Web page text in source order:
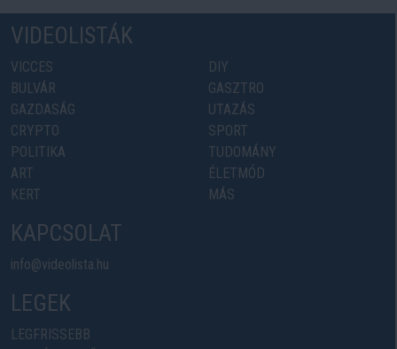
VIDEOLISTÁK
VICCES
BULVÁR
GAZDASÁG
CRYPTO
POLITIKA
ART
KERT
DIY
GASZTRO
UTAZÁS
SPORT
TUDOMÁNY
ÉLETMÓD
MÁS
KAPCSOLAT
info@videolista.hu
LEGEK
LEGFRISSEBB